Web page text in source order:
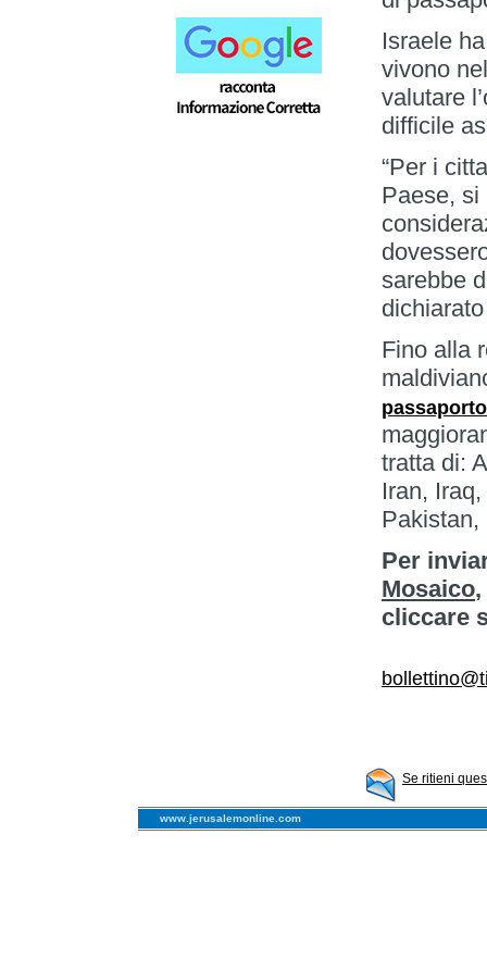
Israele
vivono
valutare
difficile
“Per i
Paese, si
sarebbe
Fino alla
tratta di:
Iran,
Pakistan,
Per
Mosaico
cliccare
Se ritieni
www.jerusalemonline.com